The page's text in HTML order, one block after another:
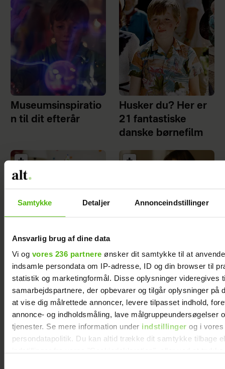
Samtykke Detaljer Annonceindstillinger
Ansvarlig brug af dine data
Vi og vores 236 partnere ønsker dit samtykke til at
indsamle persondata om IP-adresse, ID og din browser til
statistik og marketingformål. Disse oplysninger videregives
samarbejdspartnere, der opbevarer og tilgår oplysninger på
at vise dig målrettede annoncer, levere tilpasset indhold,
annonce- og indholdsmåling, lave målgruppeundersøgelser
tjenester. Se mere information under indstillinger og i vores
persondatapolitik. Du kan altid trække dit samtykke tilbage
Museumsinspiratio
n til dit efterår
Husker du? Her er
21 fantastiske
danske børnefilm
datters fødselsdag -
nu har jeg en bøn til
alle forældre
du bløder, skal du
ringe 112”
Søren har indset,
Jeg har ikke valgt at